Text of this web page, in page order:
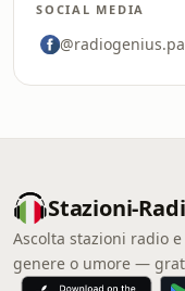
SOCIAL MEDIA
Stazioni-
Ascolta stazioni radio
genere o umore —